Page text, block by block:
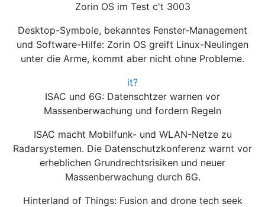
Zorin OS im Test c't 3003
Desktop-Symbole, bekanntes Fenster-Management
und Software-Hilfe: Zorin OS greift Linux-Neulingen
unter die Arme, kommt aber nicht ohne Probleme.
it?
ISAC und 6G: Datenschtzer warnen vor
Massenberwachung und fordern Regeln
ISAC macht Mobilfunk- und WLAN-Netze zu
Radarsystemen. Die Datenschutzkonferenz warnt vor
erheblichen Grundrechtsrisiken und neuer
Massenberwachung durch 6G.
Hinterland of Things: Fusion and drone tech seek